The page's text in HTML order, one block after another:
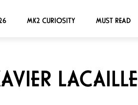
MK2 CURIOSITY MUST READ
LACAILLE